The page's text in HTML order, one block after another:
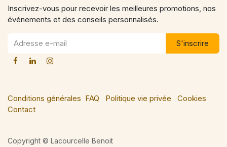
Inscrivez-vous pour recevoir les meilleures promotions, nos
événements et des conseils personnalisés.
S'inscrire
Conditions générales FAQ Politique vie privée
Cookies
Contact
Copyright © Lacourcelle Benoit